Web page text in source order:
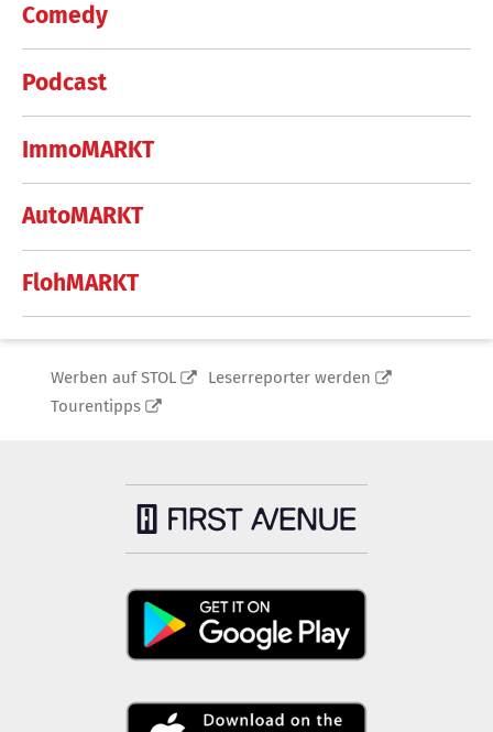
Comedy
Podcast
ImmoMARKT
AutoMARKT
FlohMARKT
Werben auf STOL
Leserreporter werden
Tourentipps